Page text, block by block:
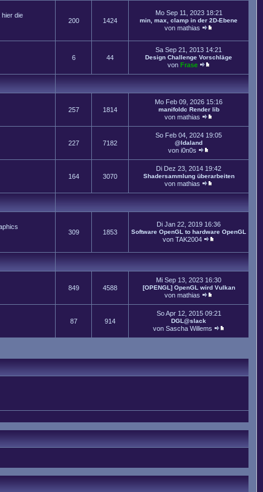
hier die
200 1424
Mo Sep 11, 2023 18:21
min, max, clamp in der 2D-Ebene
von mathias
6 44
Sa Sep 21, 2013 14:21
Design Challenge Vorschläge
von Frase
257 1814
Mo Feb 09, 2026 15:16
manifoldc Render lib
von mathias
227 7182
So Feb 04, 2024 19:05
@Idaland
von i0n0s
164 3070
Di Dez 23, 2014 19:42
Shadersammlung überarbeiten
von mathias
309 1853
Di Jan 22, 2019 16:36
Software OpenGL to hardware OpenGL
von TAK2004
849 4588
Mi Sep 13, 2023 16:30
[OPENGL] OpenGL wird Vulkan
von mathias
87 914
So Apr 12, 2015 09:21
DGL@slack
von Sascha Willems